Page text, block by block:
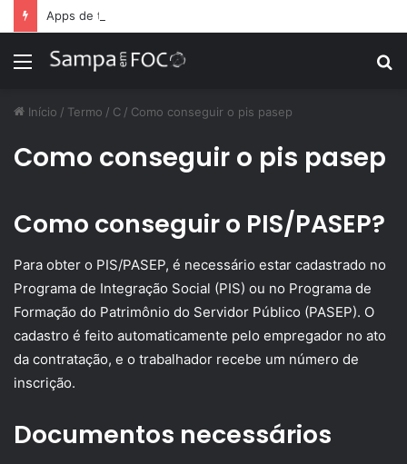
Menu
Início / Termo / C / Como conseguir o pis pasep
Como conseguir o pis pasep
Como conseguir o PIS/PASEP?
Para obter o PIS/PASEP, é necessário estar cadastrado no
Programa de Integração Social (PIS) ou no Programa de
Formação do Patrimônio do Servidor Público (PASEP). O
cadastro é feito automaticamente pelo empregador no ato
da contratação, e o trabalhador recebe um número de
inscrição.
Documentos necessários